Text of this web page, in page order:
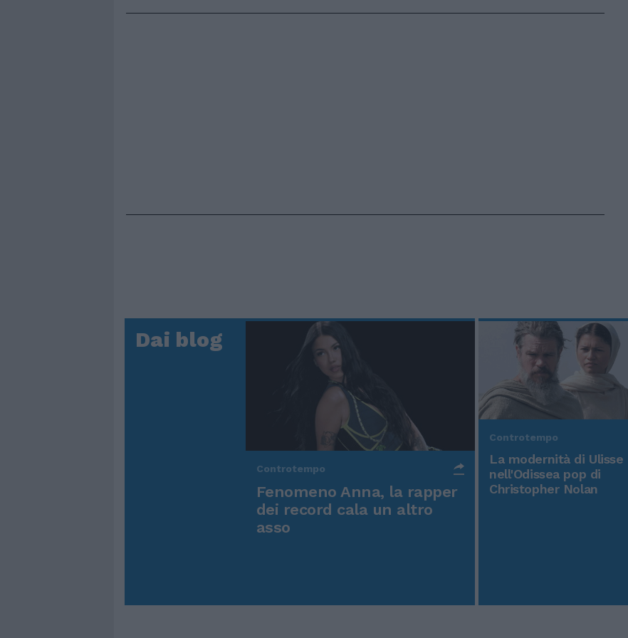
Dai blog
Controtempo
Fenomeno Anna, la rapper
dei record cala un altro
asso
Controtempo
La modernità di Ulisse
nell'Odissea pop di
Christopher Nolan